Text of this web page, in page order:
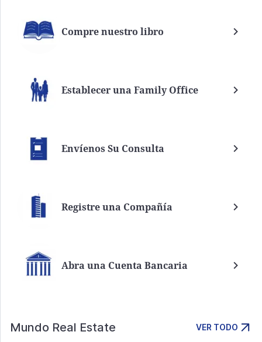
Compre nuestro libro
Establecer una Family Office
Envíenos Su Consulta
Registre una Compañía
Abra una Cuenta Bancaria
Mundo Real Estate VER TODO